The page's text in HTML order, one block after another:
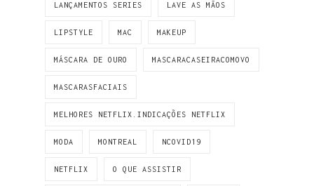
LANÇAMENTOS SERIES LAVE AS MÃOS
LIPSTYLE MAC MAKEUP
MÁSCARA DE OURO MASCARACASEIRACOMOVO
MASCARASFACIAIS
MELHORES NETFLIX.INDICAÇÕES NETFLIX
MODA MONTREAL NCOVID19
NETFLIX O QUE ASSISTIR